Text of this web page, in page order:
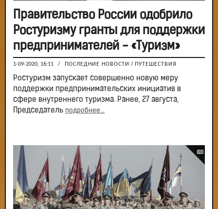
Правительство России одобрило
Ростуризму гранты для поддержки
предпринимателей - «Туризм»
1-09-2020, 16:11 / ПОСЛЕДНИЕ НОВОСТИ / ПУТЕШЕСТВИЯ
Ростуризм запускает совершенно новую меру
поддержки предпринимательских инициатив в
сфере внутреннего туризма. Ранее, 27 августа,
Председатель подробнее...